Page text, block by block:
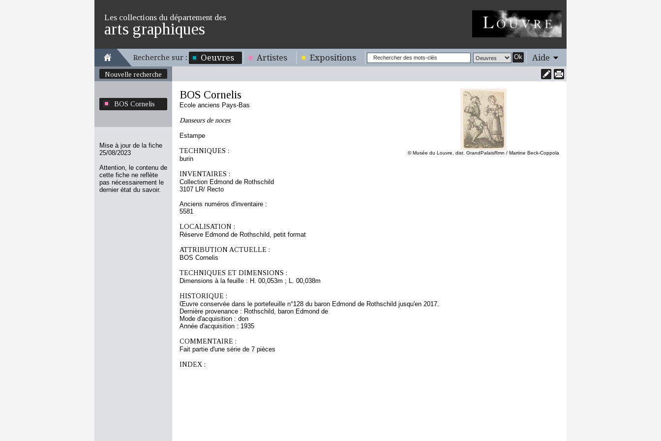
Les collections du département des
arts graphiques
Recherche sur : Oeuvres Artistes Expositions Ok Aide
Nouvelle recherche
BOS Cornelis
Mise à jour de la fiche
25/08/2023
Attention, le contenu de
cette fiche ne reflète
pas nécessairement le
dernier état du savoir.
© Musée du Louvre, dist. GrandPalaisRmn / Martine Beck-Coppola
BOS Cornelis
Ecole anciens Pays-Bas
Danseurs de noces
Estampe
TECHNIQUES :
burin
INVENTAIRES :
Collection Edmond de Rothschild
3107 LR/ Recto
Anciens numéros d'inventaire :
5581
LOCALISATION :
Réserve Edmond de Rothschild, petit format
ATTRIBUTION ACTUELLE :
BOS Cornelis
TECHNIQUES ET DIMENSIONS :
Dimensions à la feuille : H. 00,053m ; L. 00,038m
HISTORIQUE :
Œuvre conservée dans le portefeuille n°128 du baron Edmond de Rothschild jusqu'en 2017.
Dernière provenance : Rothschild, baron Edmond de
Mode d'acquisition : don
Année d'acquisition : 1935
COMMENTAIRE :
Fait partie d'une série de 7 pièces
INDEX :